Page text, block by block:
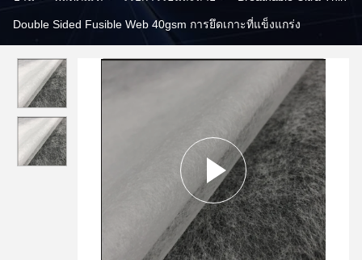
Double Sided Fusible Web 40gsm การยึดเกาะที่แข็งแกร่ง